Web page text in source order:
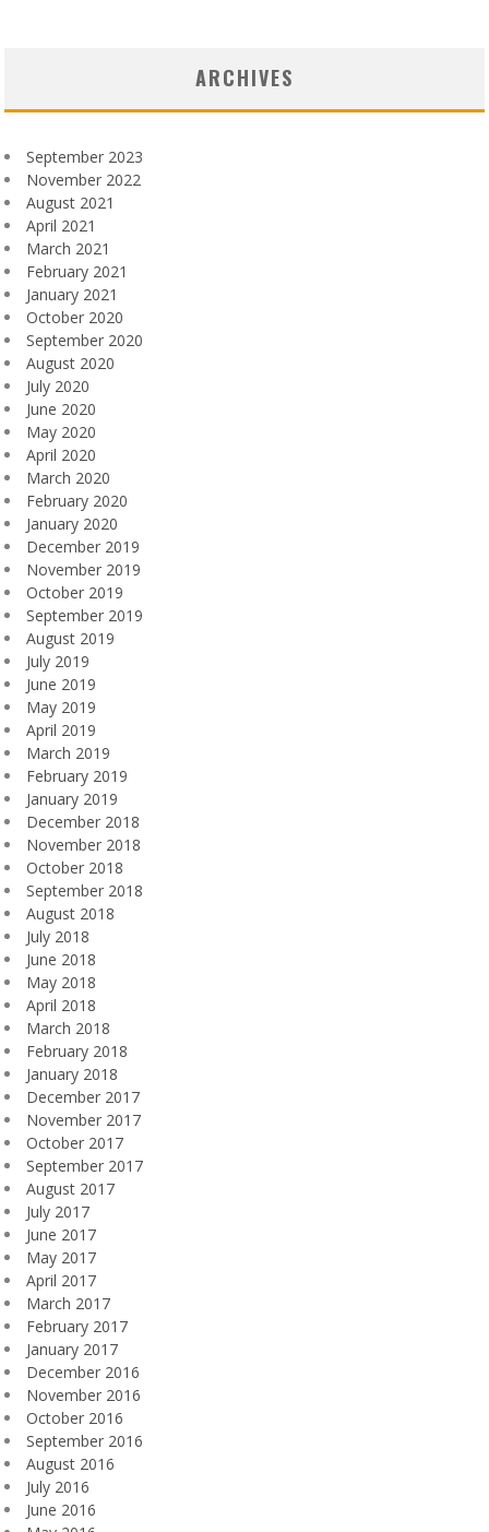
ARCHIVES
September 2023
November 2022
August 2021
April 2021
March 2021
February 2021
January 2021
October 2020
September 2020
August 2020
July 2020
June 2020
May 2020
April 2020
March 2020
February 2020
January 2020
December 2019
November 2019
October 2019
September 2019
August 2019
July 2019
June 2019
May 2019
April 2019
March 2019
February 2019
January 2019
December 2018
November 2018
October 2018
September 2018
August 2018
July 2018
June 2018
May 2018
April 2018
March 2018
February 2018
January 2018
December 2017
November 2017
October 2017
September 2017
August 2017
July 2017
June 2017
May 2017
April 2017
March 2017
February 2017
January 2017
December 2016
November 2016
October 2016
September 2016
August 2016
July 2016
June 2016